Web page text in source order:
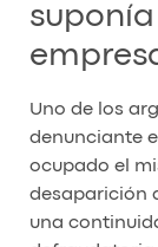
Uno de los
denunciante
ocupado el
desaparición
una